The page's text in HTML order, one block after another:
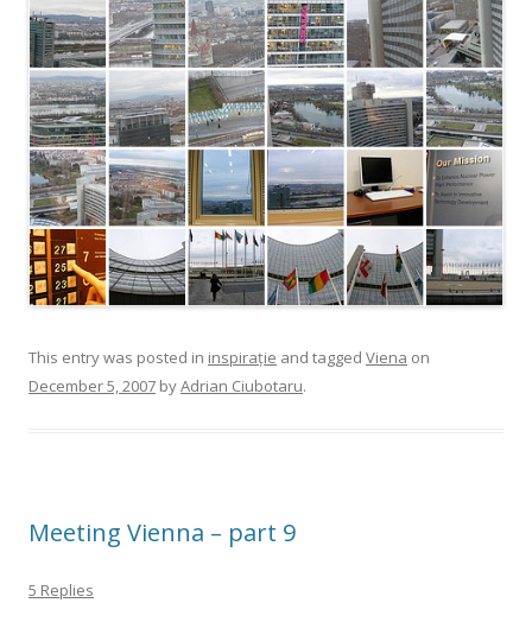
This entry was posted in inspirație and tagged Viena on
December 5, 2007 byAdrian Ciubotaru.
Meeting Vienna – part 9
5 Replies